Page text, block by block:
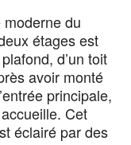
du
étages est
d’un toit
avoir monté
principale,
Cet
éclairé par des